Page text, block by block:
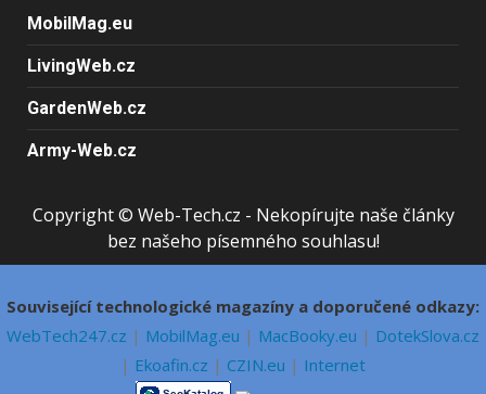
MobilMag.eu
LivingWeb.cz
GardenWeb.cz
Army-Web.cz
Copyright © Web-Tech.cz - Nekopírujte naše články
bez našeho písemného souhlasu!
Související technologické magazíny a doporučené odkazy:
WebTech247.cz | MobilMag.eu | MacBooky.eu | DotekSlova.cz
| Ekoafin.cz | CZIN.eu | Internet